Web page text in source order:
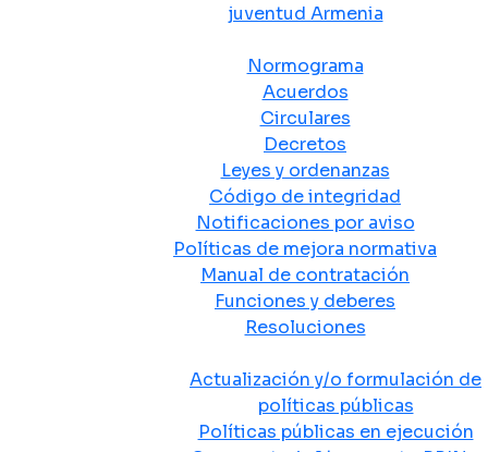
juventud Armenia
Normograma
Acuerdos
Circulares
Decretos
Leyes y ordenanzas
Código de integridad
Notificaciones por aviso
Políticas de mejora normativa
Manual de contratación
Funciones y deberes
Resoluciones
Actualización y/o formulación de
políticas públicas
Políticas públicas en ejecución